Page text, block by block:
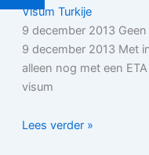
Visum Turkije
9 december 2013
9 december 2013 Met
alleen nog met een
visum
Lees verder »